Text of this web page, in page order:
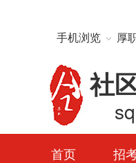
手机浏览 厚
社
首页 招